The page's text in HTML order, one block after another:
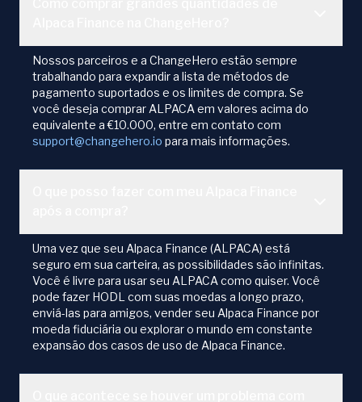
Nossos parceiros e a ChangeHero estão sempre
trabalhando para expandir a lista de métodos de
pagamento suportados e os limites de compra. Se
você deseja comprar ALPACA em valores acima do
equivalente a €10.000, entre em contato com
support@changehero.io para mais informações.
Uma vez que seu Alpaca Finance (ALPACA) está
seguro em sua carteira, as possibilidades são infinitas.
Você é livre para usar seu ALPACA como quiser. Você
pode fazer HODL com suas moedas a longo prazo,
enviá-las para amigos, vender seu Alpaca Finance por
moeda fiduciária ou explorar o mundo em constante
expansão dos casos de uso de Alpaca Finance.